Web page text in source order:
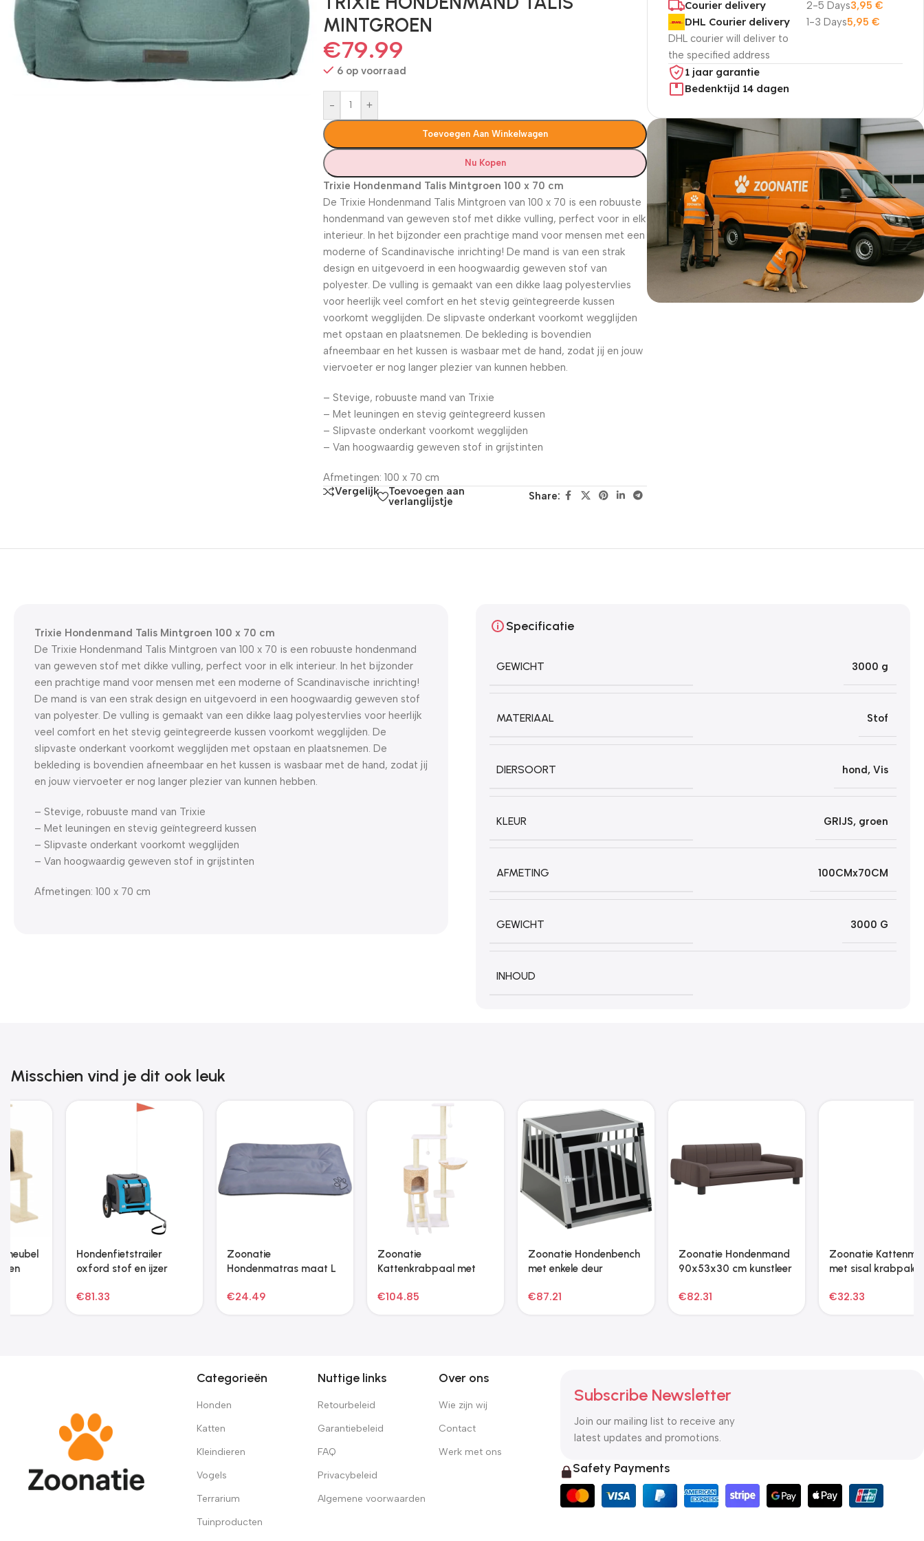
MINTGROEN
€79.99
6 op voorraad
- +
Toevoegen Aan Winkelwagen
Nu Kopen
Trixie Hondenmand Talis Mintgroen 100 x 70 cm
De Trixie Hondenmand Talis Mintgroen van 100 x 70 is een robuuste
hondenmand van geweven stof met dikke vulling, perfect voor in elk
interieur. In het bijzonder een prachtige mand voor mensen met een
moderne of Scandinavische inrichting! De mand is van een strak
design en uitgevoerd in een hoogwaardig geweven stof van
polyester. De vulling is gemaakt van een dikke laag polyestervlies
voor heerlijk veel comfort en het stevig geïntegreerde kussen
voorkomt wegglijden. De slipvaste onderkant voorkomt wegglijden
met opstaan en plaatsnemen. De bekleding is bovendien
afneembaar en het kussen is wasbaar met de hand, zodat jij en jouw
viervoeter er nog langer plezier van kunnen hebben.
– Stevige, robuuste mand van Trixie
– Met leuningen en stevig geïntegreerd kussen
– Slipvaste onderkant voorkomt wegglijden
– Van hoogwaardig geweven stof in grijstinten
Afmetingen: 100 x 70 cm
Vergelijk
Toevoegen aan
verlanglijstje
Share:
Courier delivery
2-5 Days3,95€
DHL Courier delivery
DHL courier will deliver to
the specified address
1-3 Days5,95€
1 jaar garantie
Bedenktijd 14 dagen
Trixie Hondenmand Talis Mintgroen 100 x 70 cm
De Trixie Hondenmand Talis Mintgroen van 100 x 70 is een robuuste hondenmand
van geweven stof met dikke vulling, perfect voor in elk interieur. In het bijzonder
een prachtige mand voor mensen met een moderne of Scandinavische inrichting!
De mand is van een strak design en uitgevoerd in een hoogwaardig geweven stof
van polyester. De vulling is gemaakt van een dikke laag polyestervlies voor heerlijk
veel comfort en het stevig geïntegreerde kussen voorkomt wegglijden. De
slipvaste onderkant voorkomt wegglijden met opstaan en plaatsnemen. De
bekleding is bovendien afneembaar en het kussen is wasbaar met de hand, zodat jij
en jouw viervoeter er nog langer plezier van kunnen hebben.
– Stevige, robuuste mand van Trixie
– Met leuningen en stevig geïntegreerd kussen
– Slipvaste onderkant voorkomt wegglijden
– Van hoogwaardig geweven stof in grijstinten
Afmetingen: 100 x 70 cm
Specificatie
GEWICHT 3000 g
MATERIAAL Stof
DIERSOORT hond, Vis
KLEUR GRIJS, groen
AFMETING 100CMx70CM
GEWICHT 3000 G
INHOUD
Misschien vind je dit ook leuk
Zoonatie Kattenmeubel
met sisal krabpalen
Zoonatie Kattenmeubel
met sisal krabpalen 153
Zoonatie Hondenbed
met gewatteerd kussen
Zoonatie Hondenbank
48x48x32 cm pluche en
Huisdierentrolley 3-in-1
48x32x(57-106) cm
Fietstrailer en
hondenwagen 2-in-1
Categorieën
Honden
Katten
Kleindieren
Vogels
Terrarium
Tuinproducten
Nuttige links
Retourbeleid
Garantiebeleid
FAQ
Privacybeleid
Algemene voorwaarden
Over ons
Wie zijn wij
Contact
Werk met ons
Subscribe Newsletter
Join our mailing list to receive any
latest updates and promotions.
Safety Payments